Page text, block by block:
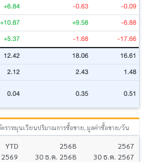
+6.84 -0.63 -0.09
+10.87 +9.58 -6.88
+5.37 -1.68 -17.66
12.42 18.06 16.61
2.12 2.43 1.48
0.04 0.35 0.51
ตราหมุนเวียนปริมาณการซื้อขาย, มูลค่าซื้อขาย/วัน
YTD
2568
30 ธ.ค. 2568
2567
30 ธ.ค. 2567